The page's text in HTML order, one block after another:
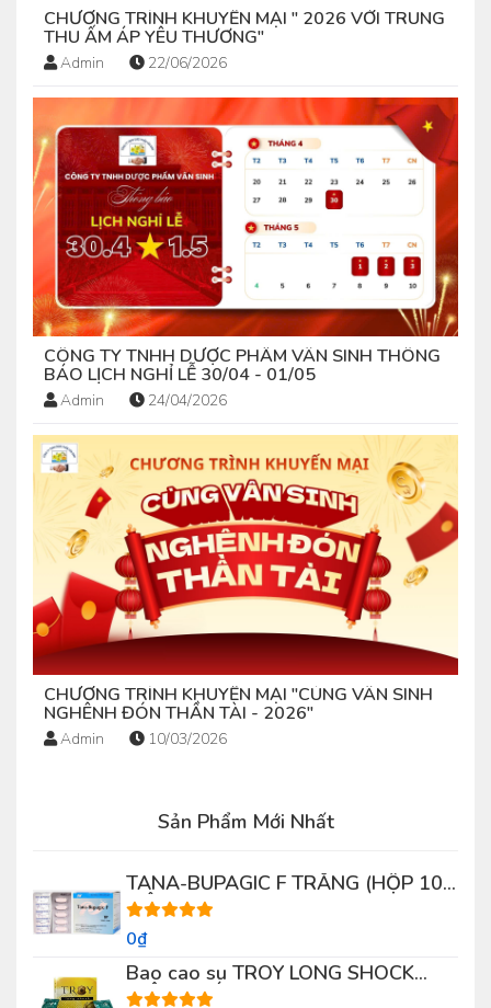
CHƯƠNG TRÌNH KHUYẾN MẠI " 2026 VỚI TRUNG
THU ẤM ÁP YÊU THƯƠNG"
Admin 22/06/2026
CÔNG TY TNHH DƯỢC PHẨM VÂN SINH THÔNG
BÁO LỊCH NGHỈ LỄ 30/04 - 01/05
Admin 24/04/2026
CHƯƠNG TRÌNH KHUYẾN MẠI "CÙNG VÂN SINH
NGHÊNH ĐÓN THẦN TÀI - 2026"
Admin 10/03/2026
Sản Phẩm Mới Nhất
TANA-BUPAGIC F TRẮNG (HỘP 100
VIÊN)
0₫
Bao cao su TROY LONG SHOCK
(HỘP 3 CÁI)